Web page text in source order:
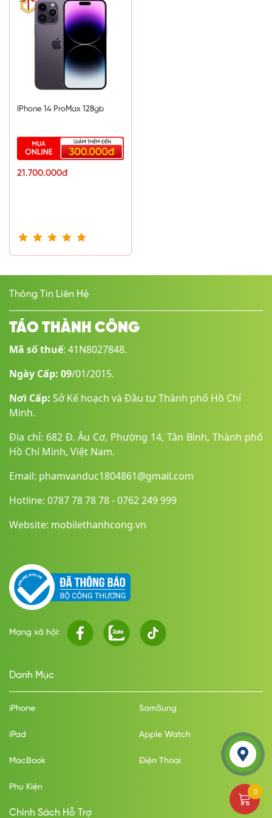
6 Nhân (x2 3.23 GHz Avalanche + x4 1.82 GHz
Blizzard)
Chip đồ họa (GPU)
Apple GPU (5 Nhân)
6GB
Bộ nhớ trong
Mạng di dộng
3G4G LTE5G
SIM
A-GPS, GLONASS, GALILEO, BDS, QZSS
Bluetooth
5.3, A2DP, LE
Kết nối khác
NFCMagsafe 15WQi wireless 7.5W
Pin & Sạc
Lightning
Li-Ion
Thiết kế & trọng lượng
Thiết kế
IPhone 14 ProMax 128gb
21.700.000đ
Thông Tin Liên Hệ
TÁO THÀNH CÔNG
Mã số thuế: 41N8027848.
Ngày Cấp: 09/01/2015.
Nơi Cấp: Sở Kế hoạch và Đầu tư Thành phố Hồ Chí
Minh.
Địa chỉ: 682 Đ. Âu Cơ, Phường 14, Tân Bình, Thành phố
Hồ Chí Minh, Việt Nam.
Email: phamvanduc1804861@gmail.com
Hotline: 0787 78 78 78 - 0762 249 999
Website: mobilethanhcong.vn
Mạng xã hội:
Danh Mục
iPhone SamSung
iPad Apple Watch
MacBook Điện Thoại
Phụ Kiện
Chính Sách Hỗ Trợ
0